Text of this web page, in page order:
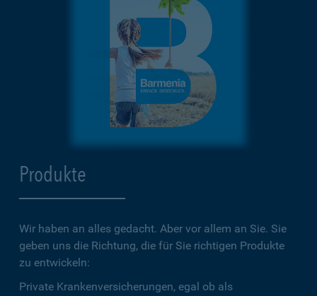
Produkte
Wir haben an alles gedacht. Aber vor allem an Sie. Sie
geben uns die Richtung, die für Sie richtigen Produkte
zu entwickeln:
Private Krankenversicherungen, egal ob als